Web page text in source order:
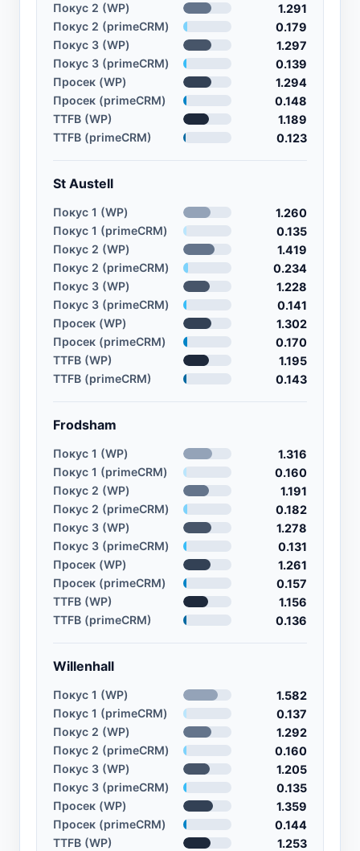
Покус 2 (WP)
1.291
Покус 2 (primeCRM)
0.179
Покус 3 (WP)
1.297
Покус 3 (primeCRM)
0.139
Просек (WP)
1.294
Просек (primeCRM)
0.148
TTFB (WP)
1.189
TTFB (primeCRM)
0.123
St Austell
Покус 1 (WP)
1.260
Покус 1 (primeCRM)
0.135
Покус 2 (WP)
1.419
Покус 2 (primeCRM)
0.234
Покус 3 (WP)
1.228
Покус 3 (primeCRM)
0.141
Просек (WP)
1.302
Просек (primeCRM)
0.170
TTFB (WP)
1.195
TTFB (primeCRM)
0.143
Frodsham
Покус 1 (WP)
1.316
Покус 1 (primeCRM)
0.160
Покус 2 (WP)
1.191
Покус 2 (primeCRM)
0.182
Покус 3 (WP)
1.278
Покус 3 (primeCRM)
0.131
Просек (WP)
1.261
Просек (primeCRM)
0.157
TTFB (WP)
1.156
TTFB (primeCRM)
0.136
Willenhall
Покус 1 (WP)
1.582
Покус 1 (primeCRM)
0.137
Покус 2 (WP)
1.292
Покус 2 (primeCRM)
0.160
Покус 3 (WP)
1.205
Покус 3 (primeCRM)
0.135
Просек (WP)
1.359
Просек (primeCRM)
0.144
TTFB (WP)
1.253